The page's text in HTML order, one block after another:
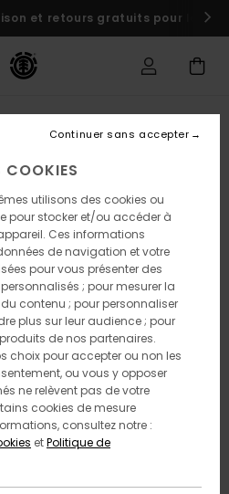
et retours gratuits pour les
COOKIES
utilisons des cookies ou
pour stocker et/ou accéder à
Ces informations
de navigation et votre
pour vous présenter des
; pour mesurer la
contenu ; pour personnaliser
plus sur leur audience ; pour
de nos partenaires.
choix pour accepter ou non les
ou vous y opposer
ne relèvent pas de votre
cookies de mesure
consultez notre :
etPolitique de
Continuer sans accepter